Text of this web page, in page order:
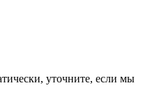
уточните, если мы